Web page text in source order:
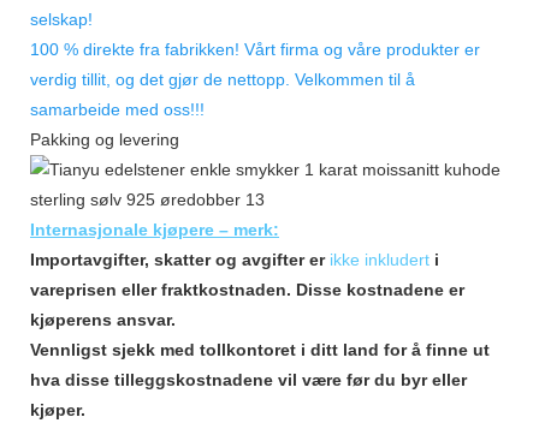
selskap!
100 % direkte fra fabrikken! Vårt firma og våre produkter er
verdig tillit, og det gjør de nettopp. Velkommen til å
samarbeide med oss!!!
Pakking og levering
Internasjonale kjøpere – merk:
Importavgifter, skatter og avgifter er ikke inkludert i
vareprisen eller fraktkostnaden. Disse kostnadene er
kjøperens ansvar.
Vennligst sjekk med tollkontoret i ditt land for å finne ut
hva disse tilleggskostnadene vil være før du byr eller
kjøper.